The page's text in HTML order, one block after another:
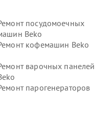
посудомоечных
Beko
кофемашин Beko
варочных панелей
парогенераторов
морозильных камер